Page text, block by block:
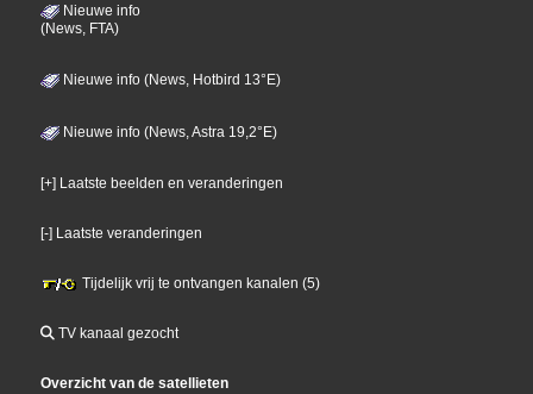
Nieuwe info
(News, FTA)
Nieuwe info (News, Hotbird 13°E)
Nieuwe info (News, Astra 19,2°E)
[+] Laatste beelden en veranderingen
[-] Laatste veranderingen
Tijdelijk vrij te ontvangen kanalen (5)
TV kanaal gezocht
Overzicht van de satellieten